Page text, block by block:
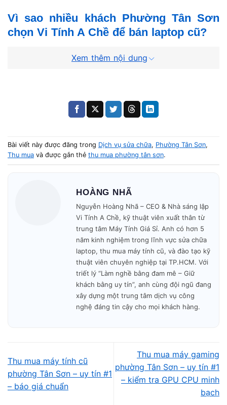
Vì sao nhiều khách Phường Tân Sơn
chọn Vi Tính A Chề để bán laptop cũ?
Kiểm tra công khai 100%, không mang máy vào
minh bạch tuyệt đối
. Tất cả các bước kiểm tra từ mở máy,
phím/màn hình đều được thực hiện trước mặt bạn.
Không có chuyện:
“Để tụi mình test 30 phút rồi báo giá lại”
“Phải giữ máy lại vì lý do kỹ thuật mơ hồ”
Sự minh bạch giúp khách phường Tân Sơn – nơi dân cư
đông và nhiều người cần giao dịch nhanh – cảm thấy yên
Kỹ thuật kinh nghiệm – báo giá theo từng hạng
mục, không nói chung chung
Nhưng tại Vi Tính A Chề, giá được dựa trên từng yếu tố:
Tình trạngmàn hình(đốm sáng, ám vàng, nứt…)
Tình trạngpin
Xem thêm nội dung
Bài viết này được đăng trong Dịch vụ sửa chữa, Phường Tân Sơn,
Thu mua và được gắn thẻ thu mua phường tân sơn.
HOÀNG NHÃ
Nguyễn Hoàng Nhã – CEO & Nhà sáng lập
Vi Tính A Chề, kỹ thuật viên xuất thân từ
trung tâm Máy Tính Giá Sỉ. Anh có hơn 5
năm kinh nghiệm trong lĩnh vực sửa chữa
laptop, thu mua máy tính cũ, và đào tạo kỹ
thuật viên chuyên nghiệp tại TP.HCM. Với
triết lý “Làm nghề bằng đam mê – Giữ
khách bằng uy tín”, anh cùng đội ngũ đang
xây dựng một trung tâm dịch vụ công
nghệ đáng tin cậy cho mọi khách hàng.
Thu mua máy tính cũ
phường Tân Sơn – uy tín #1
– báo giá chuẩn
Thu mua máy gaming
phường Tân Sơn – uy tín #1
– kiểm tra GPU CPU minh
bạch